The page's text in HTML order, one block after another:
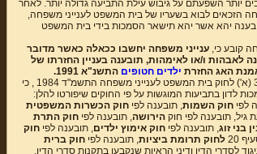
יותר השפעתם על גיבוש עילת התביעה גדולה יותר. לאחר
הזכאים לבוא בשעריו של בית המשפט לענייני משפחה,
יהא אשר יהא תישאר הסמכות בידי בית המשפט
ענייני משפחה יחשבו ככאלה כאשר מדובר
לאבהות ו/או לאימהות, תובענה בעניין החזרתו של
האג החזרת ילדים חטופים התשנ"א 1991.
נוסף על האמור, נקבע בסעיפים 1(6) ו 3 (א') לחוק בית המשפט לענייני משפחה התשמ"ד 1984 , כי
לדון בתביעות המוגשות על פי החוקים שיפורטו להלן:
לפיחוק השמות, תובענה לפיחוק הכשרות המשפטית
גיל, תובענה לפי חוקהירושה, תובענה לפיחוק התרת
בני זוג, תובענה לפיחוק אימוץ ילדים, תובענה לפיחוק
20 לחוק תרומת ביציות, תובענה לפיחוק ברית
לסדרי הדין ודיני הראיות שנקבעו בתקנות סדרי הדין,